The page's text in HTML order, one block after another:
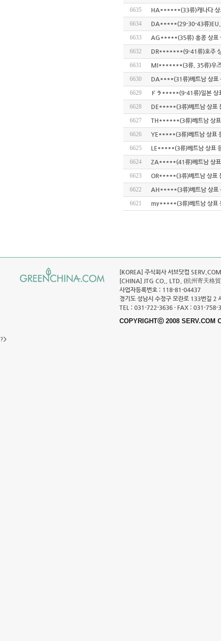
6635
HA******(33류)캐나다 상
6634
DA*****(29-30-43류)EU,
6633
AG*****(35류) 홍콩 상표
6632
DR*******(9-41류)호주 상
6631
MI*******(3류, 35류)우즈
6630
DA****(31류)베트남 상표
6629
ドラ*****(9-41류)일본 상
6628
DE*****(3류)베트남 상표
6627
TH******(3류)베트남 상표
6626
YE*****(3류)베트남 상표
6625
LE*****(3류)베트남 상표
6624
ZA*****(41류)베트남 상표
6623
OR*****(3류)베트남 상표
6622
AH*****(3류)베트남 상표
6621
my*****(3류)베트남 상표
[KOREA] 주식회사 서브닷컴
[CHINA] JTG CO., LTD. (杭州寄天格
사업자등록번호 : 118-81-04437
경기도 성남시 수정구 모란로 133번길 2
TEL : 031-722-3636 · FAX : 031-758-
COPYRIGHTⓒ 2008 SERV.COM
?>